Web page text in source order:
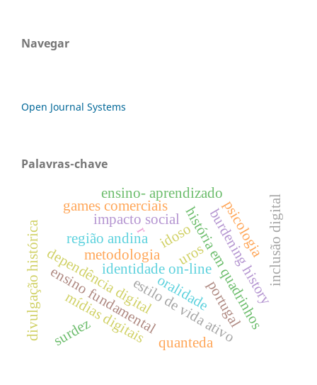
Navegar
Open Journal Systems
Palavras-chave
idoso
identidade on-linehistória em quadrinhos
burdening history
metodologia
oralidade
dependência digitalestilo de vida ativo
impacto social psicologia
ensino fundamental
ensino- aprendizado
games comerciais
divulgação histórica mídias digitais
uros
surdez
região andina inclusão digital
r
portugal
quanteda